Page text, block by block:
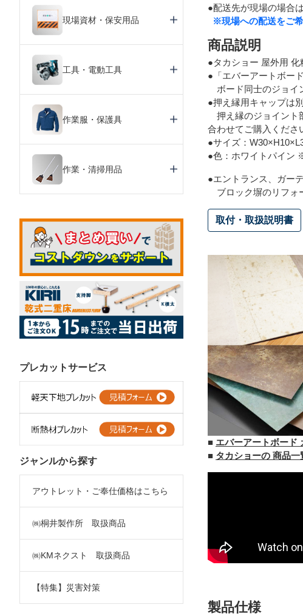
●配送先が現場の場合
※現場への配送をご
商品説明
●タカショー 屋外用
●「エバーアートボー
ボード同士のジョイ
●押え縁用キャップは別
押え縁のジョイント
合わせてご購入くださ
●サイズ：
●色：ホワイトパイン
●エントランス、ガー
ブロック塀のリフォ
取付・取扱説明書
■ エバーアートボード
■ タカショーの 商品
製品仕様
現場資材・保安用品
工具・電動工具
作業服・保護具
作業・清掃用品
プレカットサービス
ジャンルから探す
アウトレット・ご奉仕価格はこちら
㈱桐井製作所 取扱商品
㈱KMネクスト 取扱商品
【特集】災害対策